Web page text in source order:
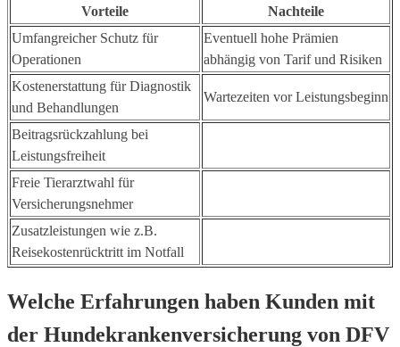
Vorteile
Nachteile
Umfangreicher Schutz für
Operationen
Eventuell hohe Prämien
abhängig von Tarif und Risiken
Kostenerstattung für Diagnostik
und Behandlungen
Wartezeiten vor Leistungsbeginn
Beitragsrückzahlung bei
Leistungsfreiheit
Freie Tierarztwahl für
Versicherungsnehmer
Zusatzleistungen wie z.B.
Reisekostenrücktritt im Notfall
Welche Erfahrungen haben Kunden mit
der Hundekrankenversicherung von DFV